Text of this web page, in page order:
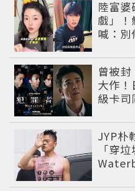
陸富
戲」
喊：別
曾被
大作
級卡司
JYP朴
「穿